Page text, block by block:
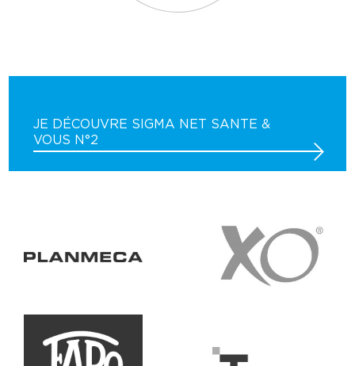
JE DÉCOUVRE SIGMA NET SANTE &
VOUS N°2